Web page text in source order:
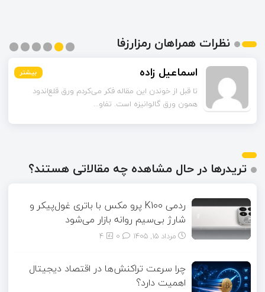
نظرات همراهان رمزارزفا
بیشتر اسماعیل زاده بیشتر
تا قبل از خوندن این مقاله فکر می‌کردم ورق قلع‌اندود
همون ورق گالوانیزه است. تفاو...
بیشتر
بیشتر
بیشتر
بیشتر
تریدرها در حال مشاهده چه مقالاتی هستند؟
ردمی K100 پرو مکس با باتری غول‌پیکر و
شارژ بی‌سیم روانه بازار می‌شود
مرداد ۱۵, ۱۴۰۵ 4
چرا سرعت تراکنش‌ها در اقتصاد دیجیتال
اهمیت دارد؟